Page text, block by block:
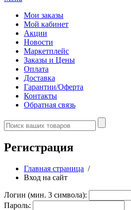
Мои заказы
Мой кабинет
Акции
Новости
Маркетплейс
Заказы и Цены
Оплата
Доставка
Гарантии/Оферта
Контакты
Обратная связь
Регистрация
Главная страница /
Вход на сайт
Логин (мин. 3 символа):
Пароль: